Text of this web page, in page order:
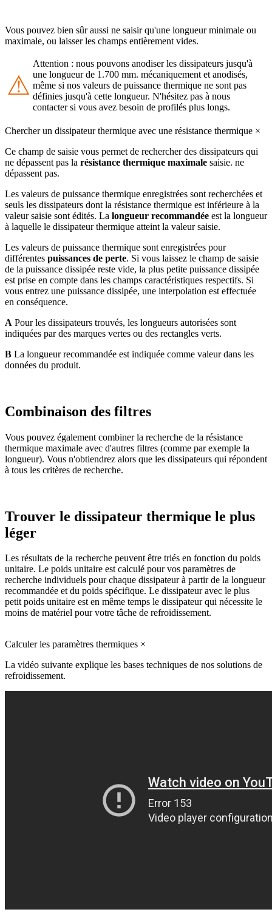
Vous pouvez bien sûr aussi ne saisir qu'une longueur minimale ou
maximale, ou laisser les champs entièrement vides.
⚠
Attention : nous pouvons anodiser les dissipateurs jusqu'à
une longueur de 1.700 mm. mécaniquement et anodisés,
même si nos valeurs de puissance thermique ne sont pas
définies jusqu'à cette longueur. N'hésitez pas à nous
contacter si vous avez besoin de profilés plus longs.
Chercher un dissipateur thermique avec une résistance thermique ×
Ce champ de saisie vous permet de rechercher des dissipateurs qui
ne dépassent pas la résistance thermique maximale saisie. ne
dépassent pas.
Les valeurs de puissance thermique enregistrées sont recherchées et
seuls les dissipateurs dont la résistance thermique est inférieure à la
valeur saisie sont édités. La longueur recommandée est la longueur
à laquelle le dissipateur thermique atteint la valeur saisie.
Les valeurs de puissance thermique sont enregistrées pour
différentes puissances de perte. Si vous laissez le champ de saisie
de la puissance dissipée reste vide, la plus petite puissance dissipée
est prise en compte dans les champs caractéristiques respectifs. Si
vous entrez une puissance dissipée, une interpolation est effectuée
en conséquence.
A Pour les dissipateurs trouvés, les longueurs autorisées sont
indiquées par des marques vertes ou des rectangles verts.
B La longueur recommandée est indiquée comme valeur dans les
données du produit.
Combinaison des filtres
Vous pouvez également combiner la recherche de la résistance
thermique maximale avec d'autres filtres (comme par exemple la
longueur). Vous n'obtiendrez alors que les dissipateurs qui répondent
à tous les critères de recherche.
Trouver le dissipateur thermique le plus
léger
Les résultats de la recherche peuvent être triés en fonction du poids
unitaire. Le poids unitaire est calculé pour vos paramètres de
recherche individuels pour chaque dissipateur à partir de la longueur
recommandée et du poids spécifique. Le dissipateur avec le plus
petit poids unitaire est en même temps le dissipateur qui nécessite le
moins de matériel pour votre tâche de refroidissement.
Calculer les paramètres thermiques ×
La vidéo suivante explique les bases techniques de nos solutions de
refroidissement.